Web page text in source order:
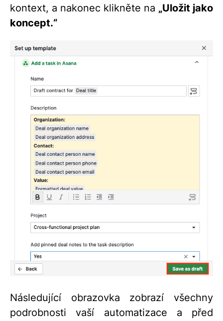
kontext, a nakonec klikněte na „Uložit jako
koncept.“
Následující obrazovka zobrazí všechny
podrobnosti vaší automatizace a před